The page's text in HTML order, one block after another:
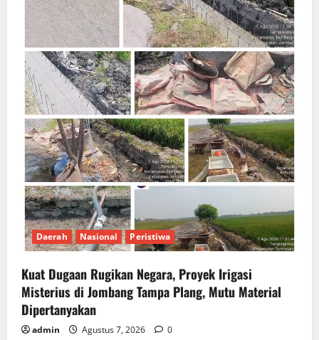
Daerah Nasional Peristiwa
Kuat Dugaan Rugikan Negara, ​Proyek Irigasi
Misterius di Jombang Tampa Plang, Mutu Material
Dipertanyakan
admin Agustus 7, 2026 0